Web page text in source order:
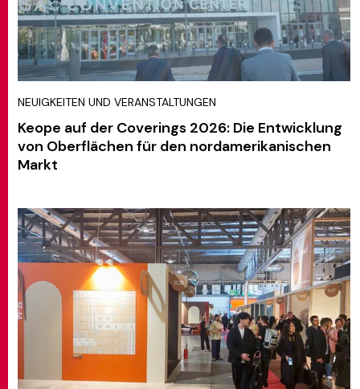
NEUIGKEITEN UND VERANSTALTUNGEN
Keope auf der Coverings 2026: Die Entwicklung
von Oberflächen für den nordamerikanischen
Markt